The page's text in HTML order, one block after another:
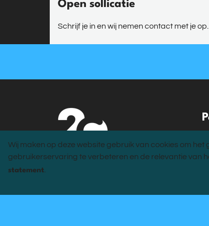
Open sollicatie
Schrijf je in en wij nemen contact met je op.
Wij maken op deze website gebruik van cookies om
gebruikerservaring te verbeteren en de relevantie van
statement